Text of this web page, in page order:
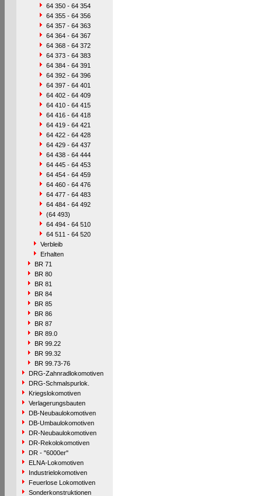
64 350 - 64 354
64 355 - 64 356
64 357 - 64 363
64 364 - 64 367
64 368 - 64 372
64 373 - 64 383
64 384 - 64 391
64 392 - 64 396
64 397 - 64 401
64 402 - 64 409
64 410 - 64 415
64 416 - 64 418
64 419 - 64 421
64 422 - 64 428
64 429 - 64 437
64 438 - 64 444
64 445 - 64 453
64 454 - 64 459
64 460 - 64 476
64 477 - 64 483
64 484 - 64 492
(64 493)
64 494 - 64 510
64 511 - 64 520
Verbleib
Erhalten
BR 71
BR 80
BR 81
BR 84
BR 85
BR 86
BR 87
BR 89.0
BR 99.22
BR 99.32
BR 99.73-76
DRG-Zahnradlokomotiven
DRG-Schmalspurlok.
Kriegslokomotiven
Verlagerungsbauten
DB-Neubaulokomotiven
DB-Umbaulokomotiven
DR-Neubaulokomotiven
DR-Rekolokomotiven
DR - "6000er"
ELNA-Lokomotiven
Industrielokomotiven
Feuerlose Lokomotiven
Sonderkonstruktionen